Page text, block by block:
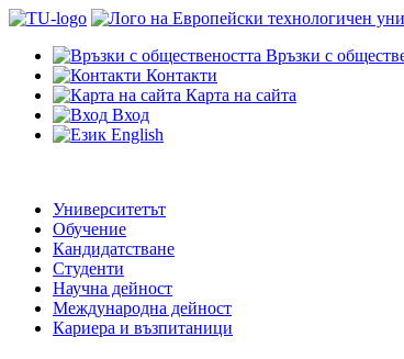
Връзки с
Контакти
Карта на сайта
Вход
English
Университетът
Обучение
Кандидатстване
Студенти
Научна дейност
Международна дейност
Кариера и възпитаници